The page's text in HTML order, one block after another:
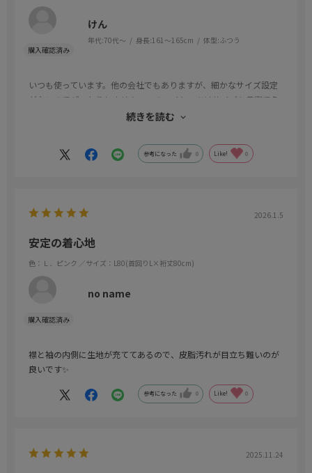
けん
年代:70代～ 身長:161～165cm 体型:ふつう
いつも使っています。他の会社でもありますが、細かなサイズ設定
がないのでぴったりしません。このワイシャツはサイズも豊富で色
や形も多く選びやすい。今回は非常に安く購入できたので助かりま
続きを読む
参考になった 0 Like! 0
2026.1.5
安定の着心地
色：Ｌ．ピンク ／サイズ：L80(首回りL×裄丈80cm)
no name
襟と袖の内側に生地が充ててあるので、皮脂汚れが目立ち難いのが
良いです✨
参考になった 0 Like! 0
2025.11.24